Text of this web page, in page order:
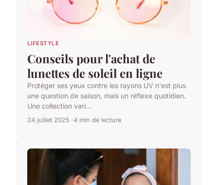
LIFESTYLE
Conseils pour l'achat de
lunettes de soleil en ligne
Protéger ses yeux contre les rayons UV n'est plus
une question de saison, mais un réflexe quotidien.
Une collection vari...
24 juillet 2025 4 min de lecture